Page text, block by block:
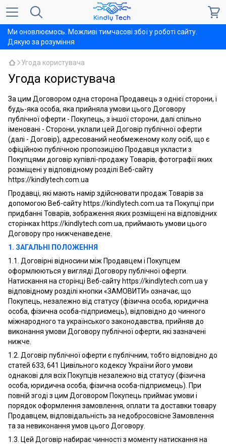
Ми оновлюємось. Можливі тимчасові збої у роботі сайту.
Дякую за розуміння
Угода користувача
Угода користувача
За цим Договором одна сторона Продавець з однієї сторони, і
будь-яка особа, яка прийняла умови цього Договору
публічної оферти - Покупець, з іншої сторони, далі спільно
іменовані - Сторони, уклали цей Договір публічної оферти
(далі - Договір), адресований необмеженому колу осіб, що є
офіційною публічною пропозицією Продавця укласти з
Покупцями договір купівлі-продажу Товарів, фотографії яких
розміщені у відповідному розділі Веб-сайту
https://kindlytech.com.ua
Продавці, які мають намір здійснювати продаж Товарів за
допомогою Веб-сайту https://kindlytech.com.ua та Покупці при
придбанні Товарів, зображення яких розміщені на відповідних
сторінках https://kindlytech.com.ua, приймають умови цього
Договору про нижченаведене.
1. ЗАГАЛЬНІ ПОЛОЖЕННЯ
1.1. Договірні відносини між Продавцем і Покупцем
оформлюються у вигляді Договору публічної оферти.
Натискання на сторінці Веб-сайту https://kindlytech.com.ua у
відповідному розділі кнопки «ЗАМОВИТИ» означає, що
Покупець, незалежно від статусу (фізична особа, юридична
особа, фізична особа-підприємець), відповідно до чинного
міжнародного та українського законодавства, прийняв до
виконання умови Договору публічної оферти, які зазначені
нижче.
1.2. Договір публічної оферти є публічним, тобто відповідно до
статей 633, 641 Цивільного кодексу України його умови
однакові для всіх Покупців незалежно від статусу (фізична
особа, юридична особа, фізична особа-підприємець). При
повній згоді з цим Договором Покупець приймає умови і
порядок оформлення замовлення, оплати та доставки товару
Продавцем, відповідальність за недобросовісне Замовлення
та за невиконання умов цього Договору.
1.3. Цей Договір набирає чинності з моменту натискання на